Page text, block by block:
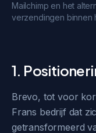
Mailchimp en het
verzendingen binnen
1.
Brevo, tot voor
Frans bedrijf dat
getransformeerd